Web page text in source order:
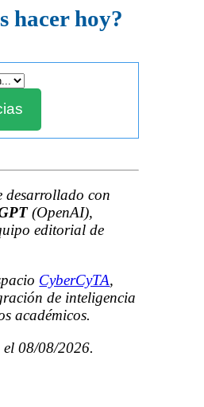
hacer hoy?
desarrollado con
(OpenAI),
editorial de
CyberCyTA,
de inteligencia
académicos.
08/08/2026.